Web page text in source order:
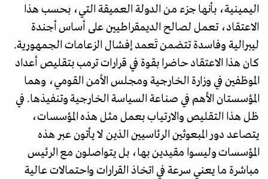
اليمينية، بأنها جزء من الدولة العميقة التي، بحسب هذا
الاعتقاد، تعمل لصالح الديمقراطيين على أساس أجندة
ليبرالية وفاسدة تتضمن تَعمد إفشال الزعامات الجمهورية.
كان هذا الاعتقاد حاضرا بقوة في قرارات ترمب بتقليص أعداد
الموظفين في وزارة الخارجية ومجلس الأمن القومي، وهما
المؤسستان الأهم في صناعة السياسة الخارجية وتنفيذها. في
ظل هذا التقليص والارتياب بعمل مثل هذه المؤسسات،
يتصاعد دور المبعوثين الرئاسيين الذين لا يأتون عبر هذه
المؤسسات وليسوا مقيدين بها، بل يتواصلون مع الرئيس
مباشرة ما يعني سرعة في اتخاذ القرارات واحتمالات عالية